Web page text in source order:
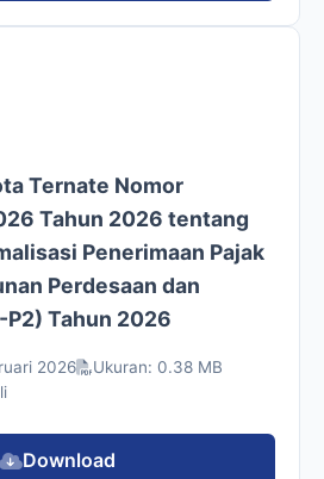
Ternate Nomor
Tahun 2026 tentang
Penerimaan Pajak
Perdesaan dan
P2) Tahun 2026
2026
Ukuran: 0.38 MB
Download